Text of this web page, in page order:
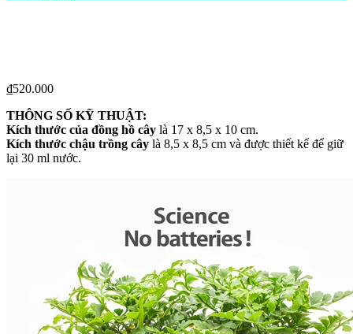
₫520.000
THÔNG SỐ KỸ THUẬT:
Kích thước của đồng hồ cây là 17 x 8,5 x 10 cm.
Kích thước chậu trồng cây là 8,5 x 8,5 cm và được thiết kế để giữ
lại 30 ml nước.